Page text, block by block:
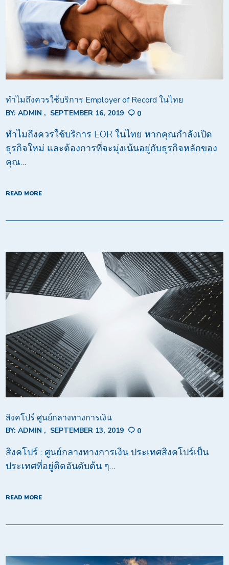
ทำไมถึงควรใช้บริการ Employer of Record ในไทย
BY:ADMIN SEPTEMBER 16, 2019 0
ทำไมถึงควรใช้บริการ EOR ในไทย หากคุณกำลังเปิด
ธุรกิจใหม่ และต้องการที่จะมุ่งเน้นอยู่กับธุรกิจหลักของ
คุณ…
READ MORE
สิงคโปร์ ศูนย์กลางทางการเงิน
BY:ADMIN SEPTEMBER 13, 2019 0
สิงคโปร์ : ศูนย์กลางทางการเงิน ประเทศสิงคโปร์เป็น
ประเทศที่อยู่ติดอันดับต้น ๆ…
READ MORE